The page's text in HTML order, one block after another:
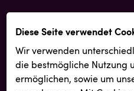
Diese Seite verwendet
Wir verwenden
die best­mögliche Nutzung
ermöglichen, sowie um